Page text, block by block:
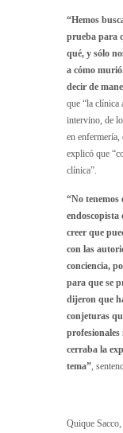
“Hemos
prueba para
qué, y sólo
a cómo
decir de
que “la clínica
intervino, de
en
explicó que
clínica”.
“No tenemos
endoscopista
creer que
con las
conciencia,
para que se
dijeron que
conjeturas
profesionales
cerraba la
tema”,
Quique